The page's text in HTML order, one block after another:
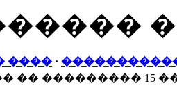
���� ·
�� ��������� 15